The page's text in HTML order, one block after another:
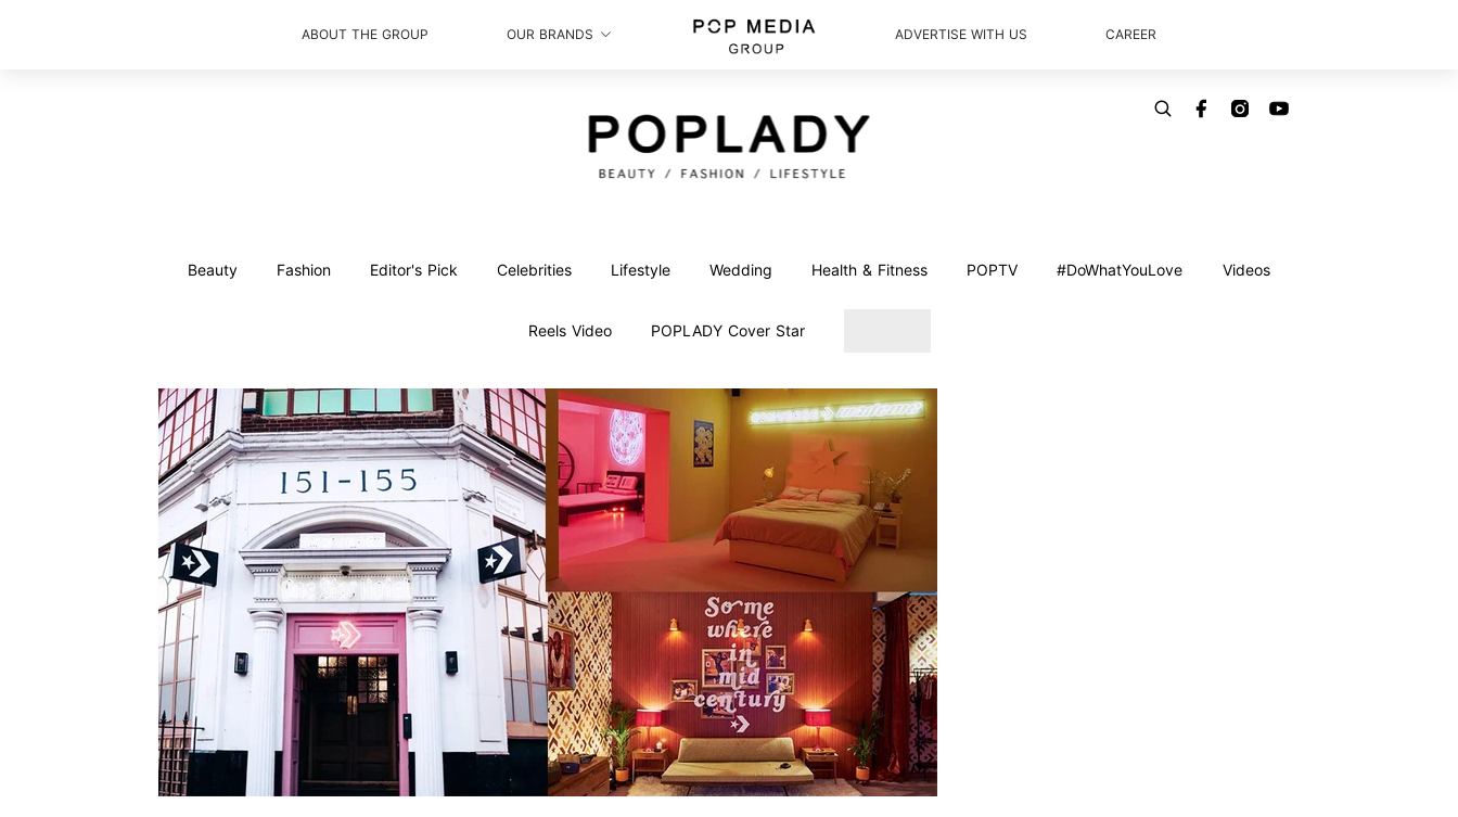
ABOUT THE GROUP OUR BRANDS ADVERTISE WITH US CAREER
Beauty Fashion Editor's Pick Celebrities Lifestyle Wedding Health & Fitness POPTV #DoWhatYouLove Videos
Reels Video POPLADY Cover Star